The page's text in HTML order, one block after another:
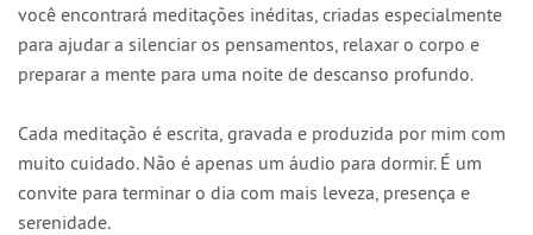
você encontrará meditações inéditas, criadas especialmente
para ajudar a silenciar os pensamentos, relaxar o corpo e
preparar a mente para uma noite de descanso profundo.
Cada meditação é escrita, gravada e produzida por mim com
muito cuidado. Não é apenas um áudio para dormir. É um
convite para terminar o dia com mais leveza, presença e
serenidade.